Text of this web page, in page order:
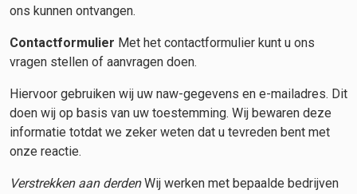
ons kunnen ontvangen.
Contactformulier Met het contactformulier kunt u ons
vragen stellen of aanvragen doen.
Hiervoor gebruiken wij uw naw-gegevens en e-mailadres. Dit
doen wij op basis van uw toestemming. Wij bewaren deze
informatie totdat we zeker weten dat u tevreden bent met
onze reactie.
Verstrekken aan derdenWij werken met bepaalde bedrijven